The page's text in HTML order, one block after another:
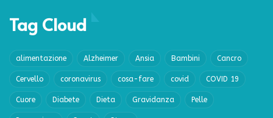
Tag Cloud
alimentazione Alzheimer Ansia Bambini Cancro
Cervello coronavirus cosa-fare covid COVID 19
Cuore Diabete Dieta Gravidanza Pelle